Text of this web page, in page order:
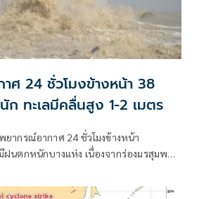
ศ 24 ชั่วโมงข้างหน้า 38
ทะเลมีคลื่นสูง 1-2 เมตร
ากรณ์อากาศ 24 ชั่วโมงข้างหน้า
ฝนตกหนักบางแห่ง เนื่องจากร่องมรสุมพาด